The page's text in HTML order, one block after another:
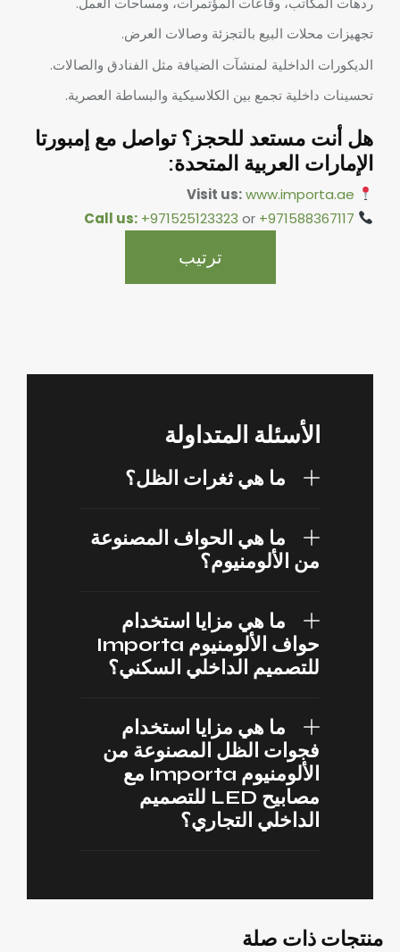
تجهيزات محلات البيع بالتجزئة وصالات العرض.
الديكورات الداخلية لمنشآت الضيافة مثل الفنادق والصالات.
تحسينات داخلية تجمع بين الكلاسيكية والبساطة العصرية.
هل أنت مستعد للحجز؟ تواصل مع إمبورتا
الإمارات العربية المتحدة:
Visit us:www.importa.ae
Call us: +971525123323or+971588367117
ترتيب
الأسئلة المتداولة
ما هي ثغرات الظل؟
ما هي الحواف المصنوعة
من الألومنيوم؟
ما هي مزايا استخدام
حواف الألومنيوم Importa
للتصميم الداخلي السكني؟
ما هي مزايا استخدام
فجوات الظل المصنوعة من
الألومنيوم Importa مع
مصابيح LED للتصميم
الداخلي التجاري؟
منتجات ذات صلة